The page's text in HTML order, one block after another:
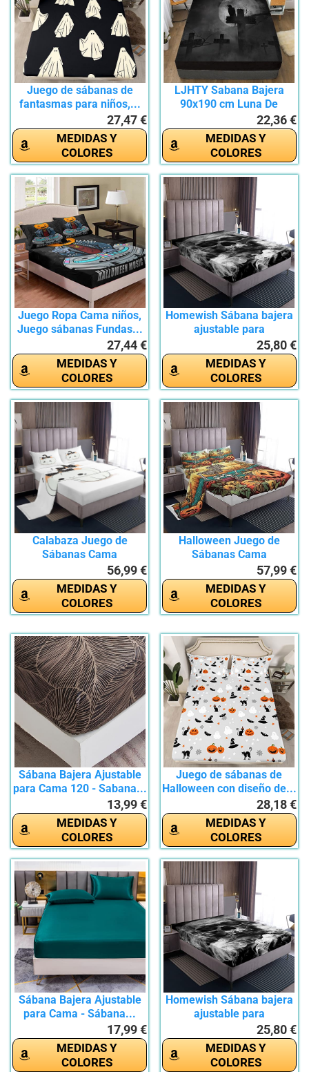
Juego de sábanas de
fantasmas para niños,...
27,47 €
MEDIDAS Y
COLORES
LJHTY Sabana Bajera
90x190 cm Luna De
Halloween...22,36 €
MEDIDAS Y
COLORES
Juego Ropa Cama niños,
Juego sábanas Fundas...
27,44 €
MEDIDAS Y
COLORES
Homewish Sábana bajera
ajustable para
Halloween,...25,80 €
MEDIDAS Y
COLORES
Calabaza Juego de
Sábanas Cama
150x200+35cm,...56,99 €
MEDIDAS Y
COLORES
Halloween Juego de
Sábanas Cama
160x200+35cm,...57,99 €
MEDIDAS Y
COLORES
Sábana Bajera Ajustable
para Cama 120 - Sabana...
13,99 €
MEDIDAS Y
COLORES
Juego de sábanas de
Halloween con diseño de...
28,18 €
MEDIDAS Y
COLORES
Sábana Bajera Ajustable
para Cama - Sábana...
17,99 €
MEDIDAS Y
COLORES
Homewish Sábana bajera
ajustable para
Halloween,...25,80 €
MEDIDAS Y
COLORES